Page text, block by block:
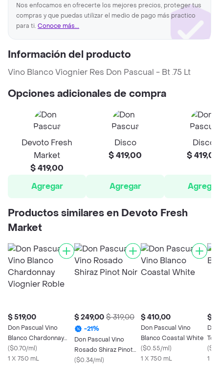
Nos enfocamos en ofrecerte los mejores precios, proteger tus
compras y que puedas utilizar el medio de pago más practico
para ti. Conoce más...
Información del producto
Vino Blanco Viognier Res Don Pascual - Bt .75 Lt
Opciones adicionales de compra
Devoto Fresh
Market
$ 419,00
Agregar
Disco
$ 419,00
Agregar
Disco
$
Agregar
Productos similares en Devoto Fresh
Market
$ 519,00
Don Pascual Vino
Blanco Chardonnay
Viognier Roble
($0.70/ml)
1 X 750 mL
$ 249,00 $ 319,00
-21%
Don Pascual Vino
Rosado Shiraz Pinot
Noir
($0.34/ml)
$ 410,00
Don Pascual Vino
Blanco Coastal White
($0.55/ml)
1 X 750 mL
$
(
1 X